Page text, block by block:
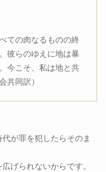
ての肉なるものの終
彼らのゆえに地は暴
今こそ、私は地と共
共同訳）
が罪を犯したらそのま
げられないからです。